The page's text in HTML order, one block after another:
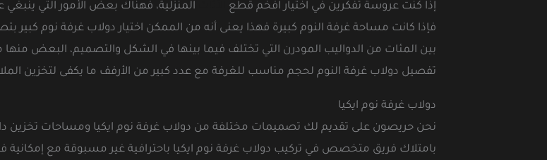
إذا كنت عروسة تفكرين في اختيار افخم قطع
المنزلية، فهناك بعض الأمور التي
فإذا كانت مساحة غرفة النوم كبيرة فهذا يعنى أنه من الممكن اختيار دولاب غرفة نوم كبير
بين المئات من الدواليب المودرن التي تختلف فيما بينها في الشكل والتصميم، البعض منها
تفصيل دولاب غرفة النوم لحجم مناسب للغرفة مع عدد كبير من الأرفف ما يكفى لتخزين
دولاب غرفة نوم ايكيا
نحن حريصون على تقديم لك تصميمات مختلفة من دولاب غرفة نوم ايكيا ومساحات تخزين
بامتلاك فريق متخصص في تركيب دولاب غرفة نوم ايكيا باحترافية غير مسبوقة مع إمكانية